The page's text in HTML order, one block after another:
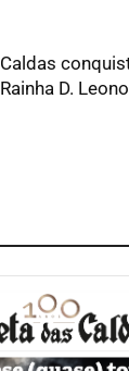
Caldas
Rainha D.